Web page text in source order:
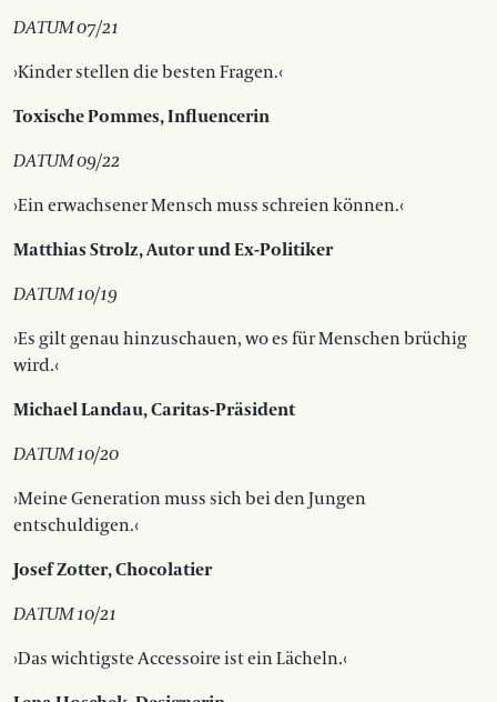
DATUM 07/21
›Kinder stellen die besten Fragen.‹
Toxische Pommes, Influencerin
DATUM 09/22
›Ein erwachsener Mensch muss schreien können.‹
Matthias Strolz, Autor und Ex-Politiker
DATUM 10/19
›Es gilt genau hinzuschauen, wo es für Menschen brüchig
wird.‹
Michael Landau, Caritas-Präsident
DATUM 10/20
›Meine Generation muss sich bei den Jungen
entschuldigen.‹
Josef Zotter, Chocolatier
DATUM 10/21
›Das wichtigste Accessoire ist ein Lächeln.‹